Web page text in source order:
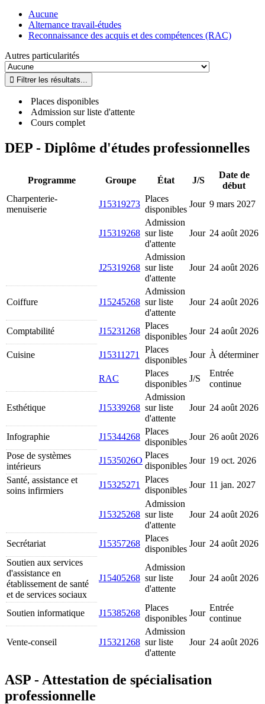
Aucune
Alternance travail-études
Reconnaissance des acquis et des compétences (RAC)
Autres particularités
Places disponibles
Admission sur liste d'attente
Cours complet
DEP - Diplôme d'études professionnelles
Programme Groupe État J/S
Date de
début
Charpenterie-
menuiserie
J15319273
Places
disponibles
Jour 9 mars 2027
J15319268
Admission
sur liste
d'attente
Jour 24 août 2026
J25319268
Admission
sur liste
d'attente
Jour 24 août 2026
Coiffure J15245268
Admission
sur liste
d'attente
Jour 24 août 2026
Comptabilité J15231268
Places
disponibles
Jour 24 août 2026
Cuisine J15311271
Places
disponibles
Jour À déterminer
RAC
Places
disponibles
J/S
Entrée
continue
Esthétique J15339268
Admission
sur liste
d'attente
Jour 24 août 2026
Infographie J15344268
Places
disponibles
Jour 26 août 2026
Pose de systèmes
intérieurs
J1535026O
Places
disponibles
Jour 19 oct. 2026
Santé, assistance et
soins infirmiers
J15325271
Places
disponibles
Jour 11 jan. 2027
J15325268
Admission
sur liste
d'attente
Jour 24 août 2026
Secrétariat J15357268
Places
disponibles
Jour 24 août 2026
Soutien aux services
d'assistance en
établissement de santé
et de services sociaux
J15405268
Admission
sur liste
d'attente
Jour 24 août 2026
Soutien informatique J15385268
Places
disponibles
Jour
Entrée
continue
Vente-conseil J15321268
Admission
sur liste
d'attente
Jour 24 août 2026
ASP - Attestation de spécialisation
professionnelle